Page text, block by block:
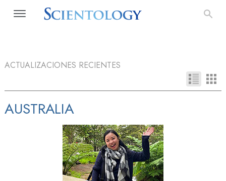
ACTUALIZACIONES RECIENTES
AUSTRALIA